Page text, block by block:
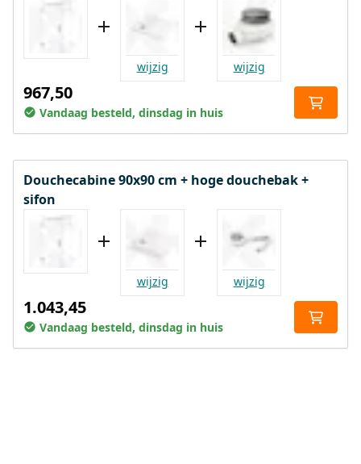
wijzig wijzig
967,50
Vandaag besteld, dinsdag in huis
Douchecabine 90x90 cm + hoge douchebak +
sifon
wijzig wijzig
1.043,45
Vandaag besteld, dinsdag in huis